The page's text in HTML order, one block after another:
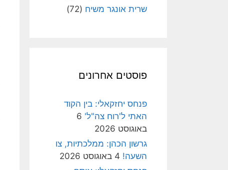
שרית אונגר משיח (72)
פוסטים אחרונים
פנחס יחזקאלי: בין הקוד
האתי ל'רוח צה"ל' 6
באוגוסט 2026
גרשון הכהן: ממלכתיות, צו
השעה! 4 באוגוסט 2026